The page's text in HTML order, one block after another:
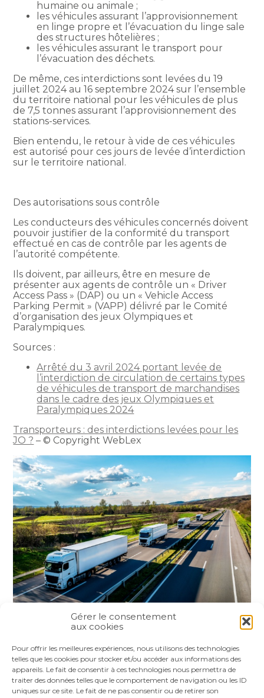
Gérer le consentement
aux cookies
Pour offrir les meilleures expériences, nous utilisons des technologies
telles que les cookies pour stocker et/ou accéder aux informations des
appareils. Le fait de consentir à ces technologies nous permettra de
traiter des données telles que le comportement de navigation ou les ID
uniques sur ce site. Le fait de ne pas consentir ou de retirer son
humaine ou animale ;
les véhicules assurant l’approvisionnement
en linge propre et l’évacuation du linge sale
des structures hôtelières ;
les véhicules assurant le transport pour
l’évacuation des déchets.
De même, ces interdictions sont levées du 19
juillet 2024 au 16 septembre 2024 sur l’ensemble
du territoire national pour les véhicules de plus
de 7,5 tonnes assurant l’approvisionnement des
stations-services.
Bien entendu, le retour à vide de ces véhicules
est autorisé pour ces jours de levée d’interdiction
sur le territoire national.
Des autorisations sous contrôle
Les conducteurs des véhicules concernés doivent
pouvoir justifier de la conformité du transport
effectué en cas de contrôle par les agents de
l’autorité compétente.
Ils doivent, par ailleurs, être en mesure de
présenter aux agents de contrôle un « Driver
Access Pass » (DAP) ou un « Vehicle Access
Parking Permit » (VAPP) délivré par le Comité
d’organisation des jeux Olympiques et
Paralympiques.
Sources :
Arrêté du 3 avril 2024 portant levée de
l’interdiction de circulation de certains types
de véhicules de transport de marchandises
dans le cadre des jeux Olympiques et
Paralympiques 2024
Transporteurs : des interdictions levées pour les
JO ? – © Copyright WebLex
FaceBook
TwitterLinkedIn